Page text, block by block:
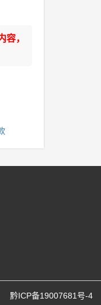
，
黔ICP备19007681号-4